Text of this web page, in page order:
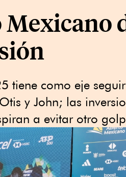
tiene como eje
y John; las
a evitar otro